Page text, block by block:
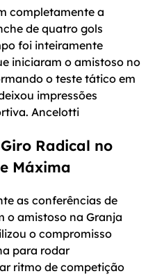
completamente a
de quatro gols
foi inteiramente
iniciaram o amistoso no
o teste tático em
impressões
Ancelotti
Radical no
Máxima
as conferências de
o amistoso na Granja
o compromisso
para rodar
ritmo de competição